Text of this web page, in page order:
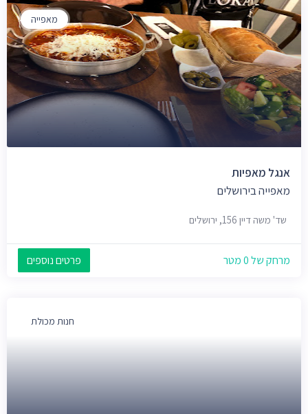
מאפייה
אנגל מאפיות
מאפייה בירושלים
שד' משה דיין 156, ירושלים
מרחק של 0 מטר פרטים נוספים
חנות מכולת